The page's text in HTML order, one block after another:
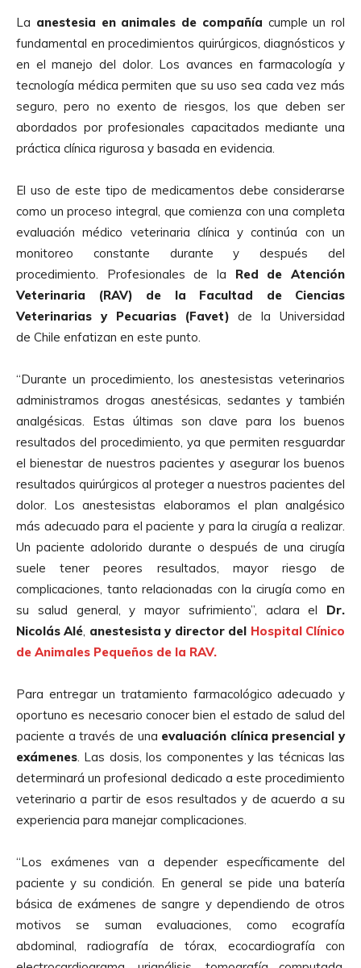
La anestesia en animales de compañía cumple un rol
fundamental en procedimientos quirúrgicos, diagnósticos y
en el manejo del dolor. Los avances en farmacología y
tecnología médica permiten que su uso sea cada vez más
seguro, pero no exento de riesgos, los que deben ser
abordados por profesionales capacitados mediante una
práctica clínica rigurosa y basada en evidencia.
El uso de este tipo de medicamentos debe considerarse
como un proceso integral, que comienza con una completa
evaluación médico veterinaria clínica y continúa con un
monitoreo constante durante y después del
procedimiento. Profesionales de la Red de Atención
Veterinaria (RAV) de la Facultad de Ciencias
Veterinarias y Pecuarias (Favet) de la Universidad
de Chile enfatizan en este punto.
“Durante un procedimiento, losanestesistas veterinarios
administramos drogas anestésicas, sedantes y también
analgésicas. Estas últimas son clave para los buenos
resultados del procedimiento, ya que permiten resguardar
el bienestar de nuestros pacientes y asegurar los buenos
resultados quirúrgicos al proteger a nuestros pacientes del
dolor. Los anestesistas elaboramos el plan analgésico
más adecuado para el paciente y para la cirugía a realizar.
Un paciente adolorido durante o después de una cirugía
suele tener peores resultados, mayor riesgo de
complicaciones, tanto relacionadas con la cirugía como en
su salud general, y mayor sufrimiento”, aclara el Dr.
Nicolás Alé anestesista y director del Hospital Clínico
de Animales Pequeños de la RAV.
Para entregar un tratamiento farmacológico adecuado y
oportuno es necesario conocer bien el estado de salud del
paciente a través de una evaluación clínica presencial y
exámenes . Las dosis, los componentes y las técnicas las
determinará un profesional dedicado a este procedimiento
veterinario a partir de esos resultados y de acuerdo a su
experiencia para manejar complicaciones.
“Los exámenes van a depender específicamente del
paciente y su condición. En general se pide una batería
básica de exámenes de sangre y dependiendo de otros
motivos se suman evaluaciones, como ecografía
abdominal, radiografía de tórax, ecocardiografía con